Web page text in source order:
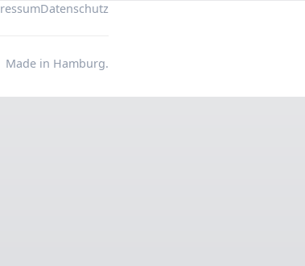
Datenschutz
Made in Hamburg.